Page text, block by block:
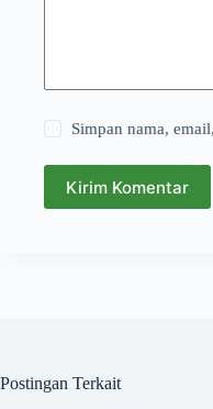
Simpan nama,
Kirim Komentar
Postingan Terkait